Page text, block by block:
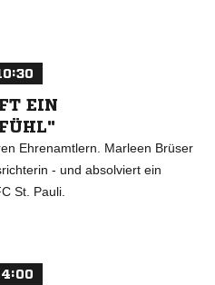
EIN
Ehrenamtlern. Marleen Brüser
- und absolviert ein
St. Pauli.